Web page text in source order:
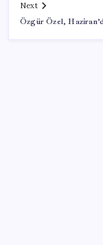
Next
Özgür Özel,